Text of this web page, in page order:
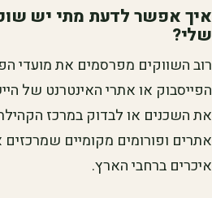
איך אפשר לדעת מתי יש
שלי?
רוב השווקים מפרסמים את מועדי
הפייסבוק או אתרי האינטרנט של
את השכנים או לבדוק במרכז
אתרים ופורומים מקומיים
איכרים ברחבי הארץ.